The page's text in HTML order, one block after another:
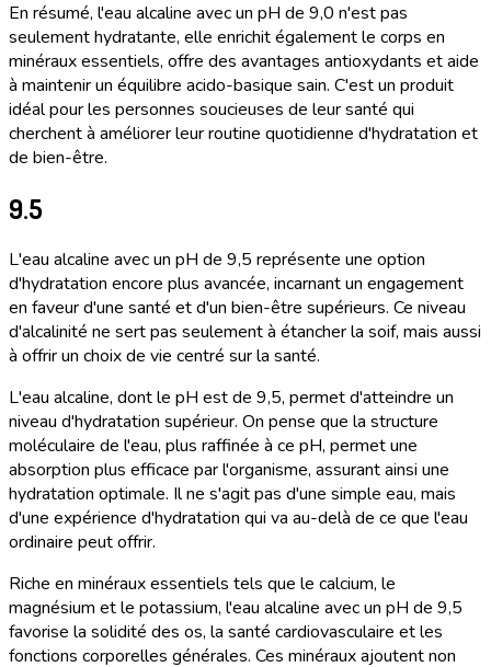
En résumé, l'eau alcaline avec un pH de 9,0 n'est pas
seulement hydratante, elle enrichit également le corps en
minéraux essentiels, offre des avantages antioxydants et aide
à maintenir un équilibre acido-basique sain. C'est un produit
idéal pour les personnes soucieuses de leur santé qui
cherchent à améliorer leur routine quotidienne d'hydratation et
de bien-être.
9.5
L'eau alcaline avec un pH de 9,5 représente une option
d'hydratation encore plus avancée, incarnant un engagement
en faveur d'une santé et d'un bien-être supérieurs. Ce niveau
d'alcalinité ne sert pas seulement à étancher la soif, mais aussi
à offrir un choix de vie centré sur la santé.
L'eau alcaline, dont le pH est de 9,5, permet d'atteindre un
niveau d'hydratation supérieur. On pense que la structure
moléculaire de l'eau, plus raffinée à ce pH, permet une
absorption plus efficace par l'organisme, assurant ainsi une
hydratation optimale. Il ne s'agit pas d'une simple eau, mais
d'une expérience d'hydratation qui va au-delà de ce que l'eau
ordinaire peut offrir.
Riche en minéraux essentiels tels que le calcium, le
magnésium et le potassium, l'eau alcaline avec un pH de 9,5
favorise la solidité des os, la santé cardiovasculaire et les
fonctions corporelles générales. Ces minéraux ajoutent non